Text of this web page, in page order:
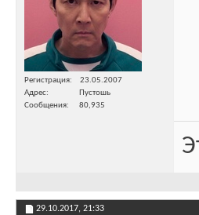
Регистрация
23.05.2007
Адрес
Пустошь
Сообщения
80,935
29.10.2017, 21:33